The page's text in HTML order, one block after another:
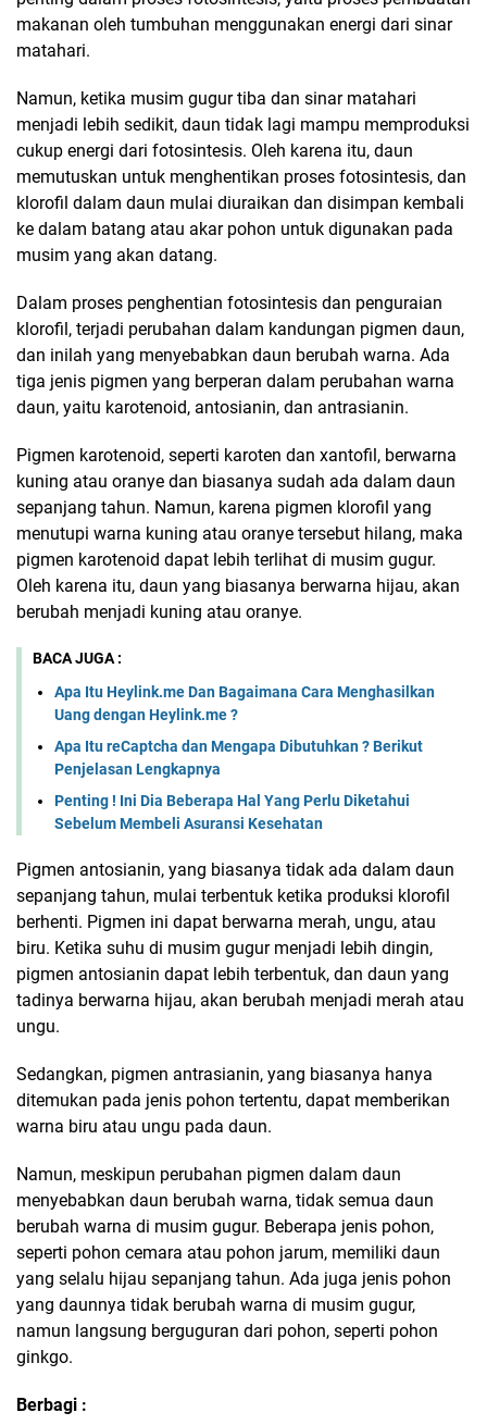
makanan oleh tumbuhan menggunakan energi dari sinar
matahari.
Namun, ketika musim gugur tiba dan sinar matahari
menjadi lebih sedikit, daun tidak lagi mampu memproduksi
cukup energi dari fotosintesis. Oleh karena itu, daun
memutuskan untuk menghentikan proses fotosintesis, dan
klorofil dalam daun mulai diuraikan dan disimpan kembali
ke dalam batang atau akar pohon untuk digunakan pada
musim yang akan datang.
Dalam proses penghentian fotosintesis dan penguraian
klorofil, terjadi perubahan dalam kandungan pigmen daun,
dan inilah yang menyebabkan daun berubah warna. Ada
tiga jenis pigmen yang berperan dalam perubahan warna
daun, yaitu karotenoid, antosianin, dan antrasianin.
Pigmen karotenoid, seperti karoten dan xantofil, berwarna
kuning atau oranye dan biasanya sudah ada dalam daun
sepanjang tahun. Namun, karena pigmen klorofil yang
menutupi warna kuning atau oranye tersebut hilang, maka
pigmen karotenoid dapat lebih terlihat di musim gugur.
Oleh karena itu, daun yang biasanya berwarna hijau, akan
berubah menjadi kuning atau oranye.
BACA JUGA :
Apa Itu Heylink.me Dan Bagaimana Cara Menghasilkan
Uang dengan Heylink.me ?
Apa Itu reCaptcha dan Mengapa Dibutuhkan ? Berikut
Penjelasan Lengkapnya
Penting ! Ini Dia Beberapa Hal Yang Perlu Diketahui
Sebelum Membeli Asuransi Kesehatan
Pigmen antosianin, yang biasanya tidak ada dalam daun
sepanjang tahun, mulai terbentuk ketika produksi klorofil
berhenti. Pigmen ini dapat berwarna merah, ungu, atau
biru. Ketika suhu di musim gugur menjadi lebih dingin,
pigmen antosianin dapat lebih terbentuk, dan daun yang
tadinya berwarna hijau, akan berubah menjadi merah atau
ungu.
Sedangkan, pigmen antrasianin, yang biasanya hanya
ditemukan pada jenis pohon tertentu, dapat memberikan
warna biru atau ungu pada daun.
Namun, meskipun perubahan pigmen dalam daun
menyebabkan daun berubah warna, tidak semua daun
berubah warna di musim gugur. Beberapa jenis pohon,
seperti pohon cemara atau pohon jarum, memiliki daun
yang selalu hijau sepanjang tahun. Ada juga jenis pohon
yang daunnya tidak berubah warna di musim gugur,
namun langsung berguguran dari pohon, seperti pohon
ginkgo.
Berbagi :